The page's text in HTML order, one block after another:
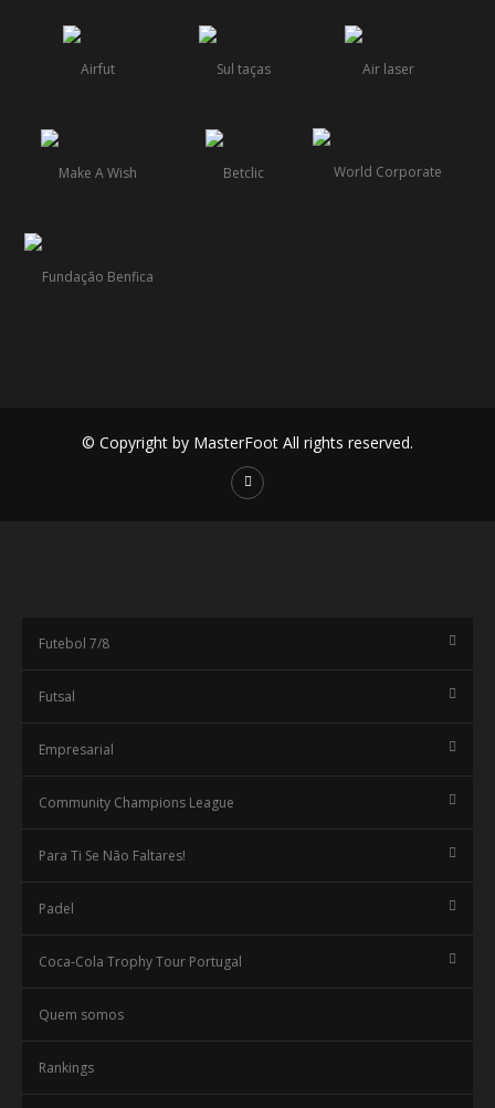
© Copyright by MasterFoot All rights reserved.
Futebol 7/8
Futsal
Empresarial
Community Champions League
Para Ti Se Não Faltares!
Padel
Coca-Cola Trophy Tour Portugal
Quem somos
Rankings